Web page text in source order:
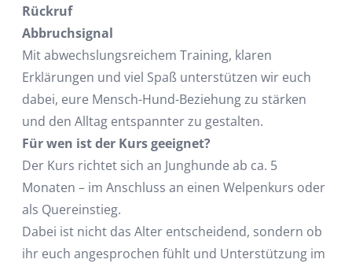
Rückruf
Abbruchsignal
Mit abwechslungsreichem Training, klaren
Erklärungen und viel Spaß unterstützen wir euch
dabei, eure Mensch-Hund-Beziehung zu stärken
und den Alltag entspannter zu gestalten.
Für wen ist der Kurs geeignet?
Der Kurs richtet sich an Junghunde ab ca. 5
Monaten – im Anschluss an einen Welpenkurs oder
als Quereinstieg.
Dabei ist nicht das Alter entscheidend, sondern ob
ihr euch angesprochen fühlt und Unterstützung im